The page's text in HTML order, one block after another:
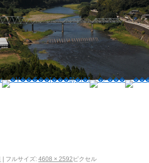
フルサイズ: 4608 × 2592 ピクセル